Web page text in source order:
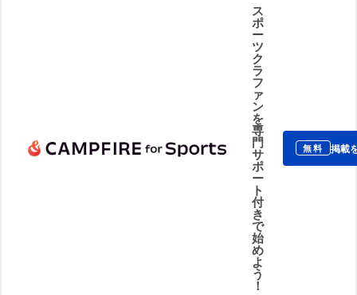
ス
ポ
ー
ツ
ク
ラ
フ
ァ
ン
を
専
門
サ
ポ
ー
ト
付
き
で
始
め
よ
う
！
無料 掲載